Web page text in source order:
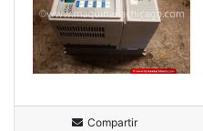
Compartir